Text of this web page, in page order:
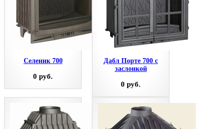
Селеник 700
0 руб.
Дабл Порте 700 с
заслонкой
0 руб.